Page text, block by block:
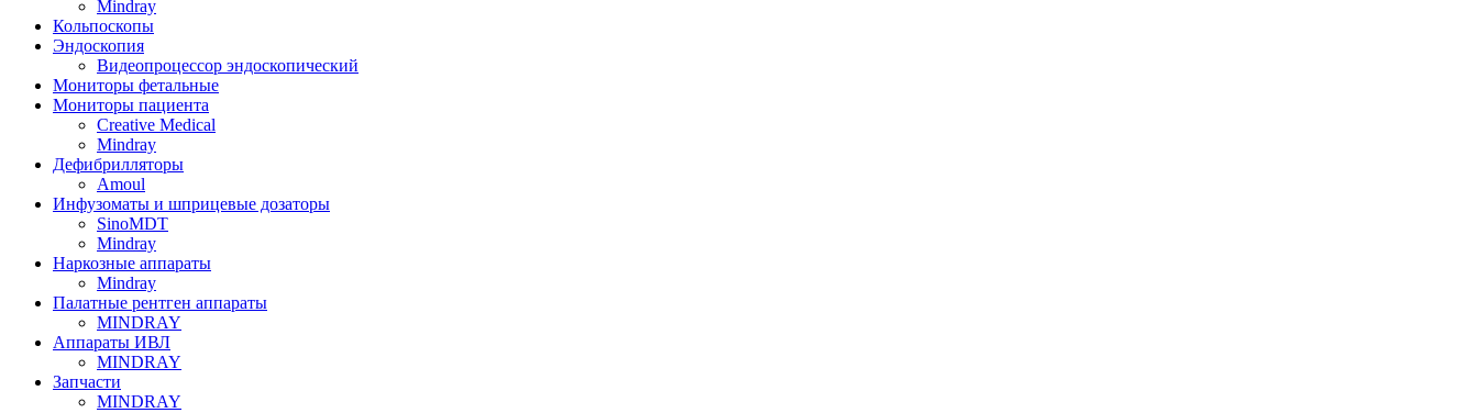
Mindray
Кольпоскопы
Эндоскопия
Видеопроцессор эндоскопический
Мониторы фетальные
Мониторы пациента
Creative Medical
Mindray
Дефибрилляторы
Amoul
Инфузоматы и шприцевые дозаторы
SinoMDT
Mindray
Наркозные аппараты
Mindray
Палатные рентген аппараты
MINDRAY
Аппараты ИВЛ
MINDRAY
Запчасти
MINDRAY